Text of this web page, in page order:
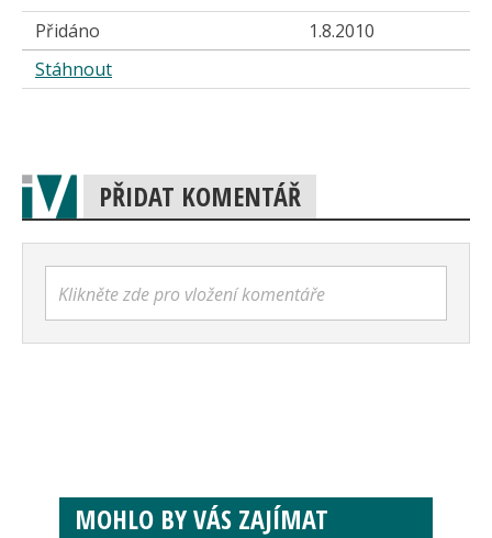
Přidáno
1.8.2010
Stáhnout
PŘIDAT KOMENTÁŘ
Klikněte zde pro vložení komentáře
MOHLO BY VÁS ZAJÍMAT